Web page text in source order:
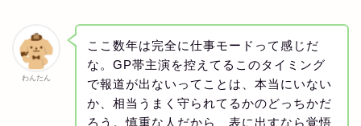
わんたん
ここ数年は完全に仕事モードって感じだ
な。GP帯主演を控えてるこのタイミング
で報道が出ないってことは、本当にいない
か、相当うまく守られてるかのどっちかだ
ろう。慎重な人だから、表に出すなら覚悟